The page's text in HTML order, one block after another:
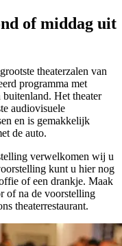
of middag uit
theaterzalen van
programma met
Het theater
audiovisuele
en is gemakkelijk
de auto.
verwelkomen wij u
kunt u hier nog
of een drankje. Maak
of na de voorstelling
theaterrestaurant.